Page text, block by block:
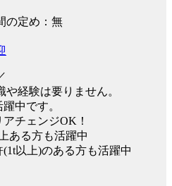
の定め：無
経験は要りません。
中です。
チェンジOK！
ある方も活躍中
以上)のある方も活躍中